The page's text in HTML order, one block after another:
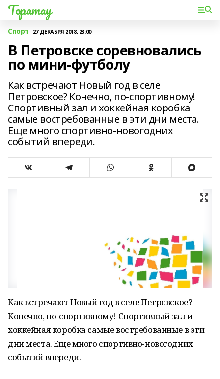
Торатау
Спорт 27 ДЕКАБРЯ 2018, 23:00
В Петровске соревновались
по мини-футболу
Как встречают Новый год в селе
Петровское? Конечно, по-спортивному!
Спортивный зал и хоккейная коробка
самые востребованные в эти дни места.
Еще много спортивно-новогодних
событий впереди.
Как встречают Новый год в селе Петровское?
Конечно, по-спортивному! Спортивный зал и
хоккейная коробка самые востребованные в эти
дни места. Еще много спортивно-новогодних
событий впереди.